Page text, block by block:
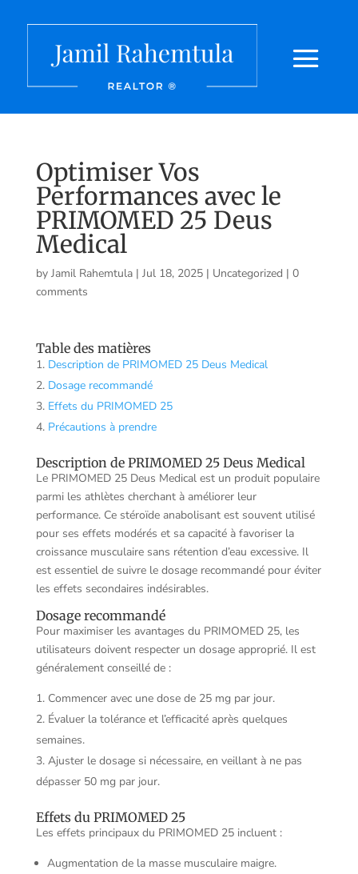
Optimiser Vos
Performances avec le
PRIMOMED 25 Deus
Medical
by Jamil Rahemtula| Jul 18, 2025| Uncategorized | 0
comments
Table des matières
Description de PRIMOMED 25 Deus Medical
Dosage recommandé
Effets du PRIMOMED 25
Précautions à prendre
Description de PRIMOMED 25 Deus Medical
Le PRIMOMED 25 Deus Medical est un produit populaire
parmi les athlètes cherchant à améliorer leur
performance. Ce stéroïde anabolisant est souvent utilisé
pour ses effets modérés et sa capacité à favoriser la
croissance musculaire sans rétention d’eau excessive. Il
est essentiel de suivre le dosage recommandé pour éviter
les effets secondaires indésirables.
Dosage recommandé
Pour maximiser les avantages du PRIMOMED 25, les
utilisateurs doivent respecter un dosage approprié. Il est
généralement conseillé de :
Commencer avec une dose de 25 mg par jour.
Évaluer la tolérance et l’efficacité après quelques
semaines.
Ajuster le dosage si nécessaire, en veillant à ne pas
dépasser 50 mg par jour.
Effets du PRIMOMED 25
Les effets principaux du PRIMOMED 25 incluent :
Augmentation de la masse musculaire maigre.